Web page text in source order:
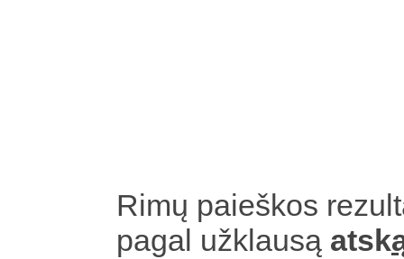
Rimų paieškos
pagal užklausą atsk